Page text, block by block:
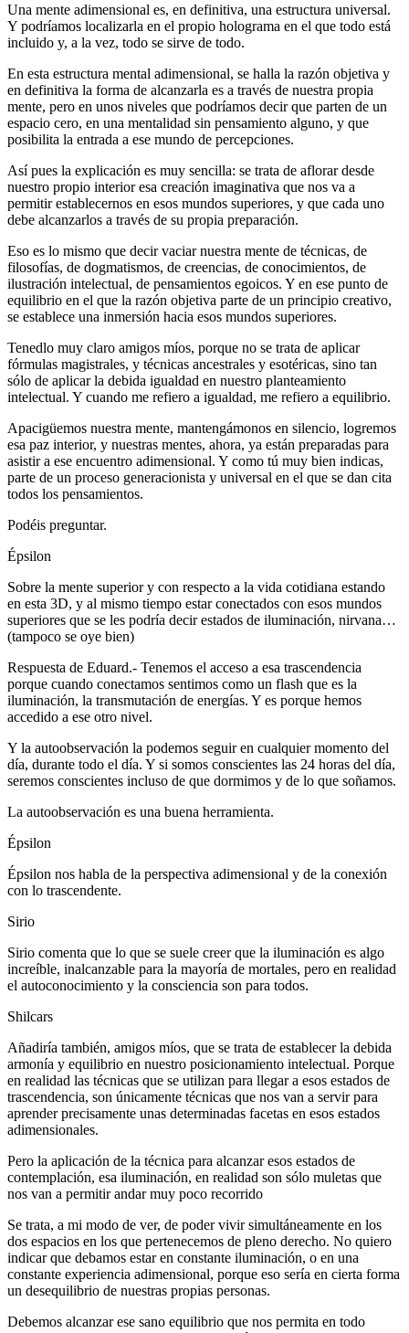
Una mente adimensional es, en definitiva, una estructura universal.
Y podríamos localizarla en el propio holograma en el que todo está
incluido y, a la vez, todo se sirve de todo.
En esta estructura mental adimensional, se halla la razón objetiva y
en definitiva la forma de alcanzarla es a través de nuestra propia
mente, pero en unos niveles que podríamos decir que parten de un
espacio cero, en una mentalidad sin pensamiento alguno, y que
posibilita la entrada a ese mundo de percepciones.
Así pues la explicación es muy sencilla: se trata de aflorar desde
nuestro propio interior esa creación imaginativa que nos va a
permitir establecernos en esos mundos superiores, y que cada uno
debe alcanzarlos a través de su propia preparación.
Eso es lo mismo que decir vaciar nuestra mente de técnicas, de
filosofías, de dogmatismos, de creencias, de conocimientos, de
ilustración intelectual, de pensamientos egoicos. Y en ese punto de
equilibrio en el que la razón objetiva parte de un principio creativo,
se establece una inmersión hacia esos mundos superiores.
Tenedlo muy claro amigos míos, porque no se trata de aplicar
fórmulas magistrales, y técnicas ancestrales y esotéricas, sino tan
sólo de aplicar la debida igualdad en nuestro planteamiento
intelectual. Y cuando me refiero a igualdad, me refiero a equilibrio.
Apacigüemos nuestra mente, mantengámonos en silencio, logremos
esa paz interior, y nuestras mentes, ahora, ya están preparadas para
asistir a ese encuentro adimensional. Y como tú muy bien indicas,
parte de un proceso generacionista y universal en el que se dan cita
todos los pensamientos.
Podéis preguntar.
Épsilon
Sobre la mente superior y con respecto a la vida cotidiana estando
en esta 3D, y al mismo tiempo estar conectados con esos mundos
superiores que se les podría decir estados de iluminación, nirvana…
(tampoco se oye bien)
Respuesta de Eduard.- Tenemos el acceso a esa trascendencia
porque cuando conectamos sentimos como un flash que es la
iluminación, la transmutación de energías. Y es porque hemos
accedido a ese otro nivel.
Y la autoobservación la podemos seguir en cualquier momento del
día, durante todo el día. Y si somos conscientes las 24 horas del día,
seremos conscientes incluso de que dormimos y de lo que soñamos.
La autoobservación es una buena herramienta.
Épsilon
Épsilon nos habla de la perspectiva adimensional y de la conexión
con lo trascendente.
Sirio
Sirio comenta que lo que se suele creer que la iluminación es algo
increíble, inalcanzable para la mayoría de mortales, pero en realidad
el autoconocimiento y la consciencia son para todos.
Shilcars
Añadiría también, amigos míos, que se trata de establecer la debida
armonía y equilibrio en nuestro posicionamiento intelectual. Porque
en realidad las técnicas que se utilizan para llegar a esos estados de
trascendencia, son únicamente técnicas que nos van a servir para
aprender precisamente unas determinadas facetas en esos estados
adimensionales.
Pero la aplicación de la técnica para alcanzar esos estados de
contemplación, esa iluminación, en realidad son sólo muletas que
nos van a permitir andar muy poco recorrido
Se trata, a mi modo de ver, de poder vivir simultáneamente en los
dos espacios en los que pertenecemos de pleno derecho. No quiero
indicar que debamos estar en constante iluminación, o en una
constante experiencia adimensional, porque eso sería en cierta forma
un desequilibrio de nuestras propias personas.
Debemos alcanzar ese sano equilibrio que nos permita en todo